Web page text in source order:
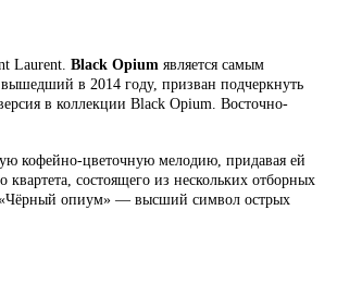
Laurent. Black Opium является самым
в 2014 году, призван подчеркнуть
в коллекции Black Opium. Восточно-
кофейно-цветочную мелодию, придавая ей
состоящего из нескольких отборных
«Чёрный опиум» ― высший символ острых